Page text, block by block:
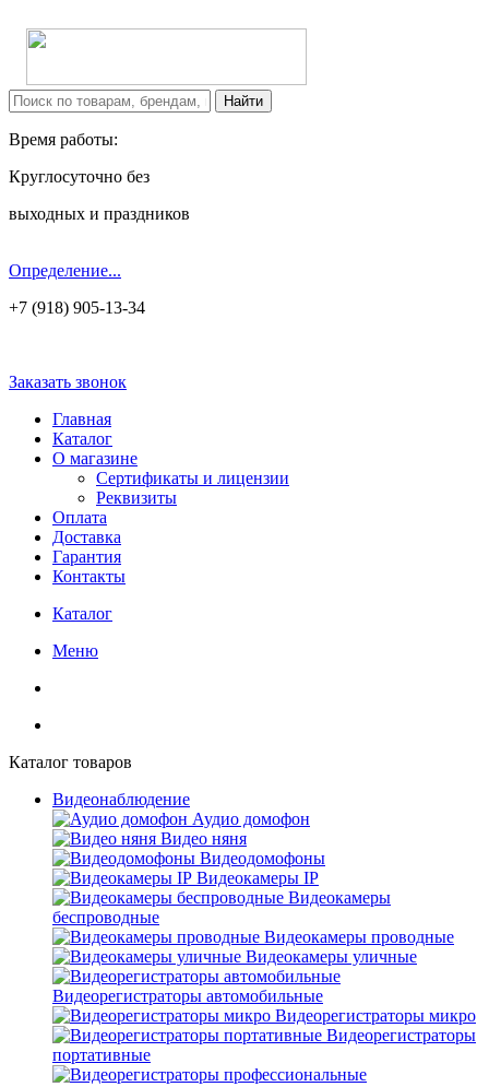
Время работы:
Круглосуточно без
выходных и праздников
Определение...
+7 (918) 905-13-34
Заказать звонок
Главная
Каталог
О магазине
Сертификаты и лицензии
Реквизиты
Оплата
Доставка
Гарантия
Контакты
Каталог
Меню
Каталог товаров
Видеонаблюдение
Аудио домофон
Видео няня
Видеодомофоны
Видеокамеры IP
Видеокамеры
беспроводные
Видеокамеры проводные
Видеокамеры уличные
Видеорегистраторы автомобильные
Видеорегистраторы микро
Видеорегистраторы
портативные